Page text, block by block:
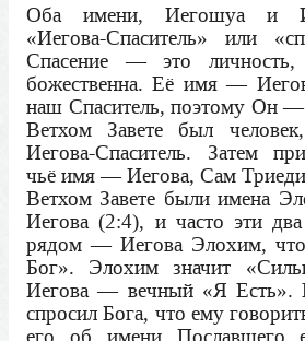
Оба имени, Иегошуа и
«Иегова-Спаситель» или
Спасение — это
божественна. Её имя —
наш Спаситель, поэтому Он
Ветхом Завете был
Иегова-Спаситель. Затем
чьё имя — Иегова, Сам
Ветхом Завете были имена
Иегова (2:4), и часто эти
рядом — Иегова Элохим, что
Бог». Элохим значит
Иегова — вечный «Я
спросил Бога, что ему